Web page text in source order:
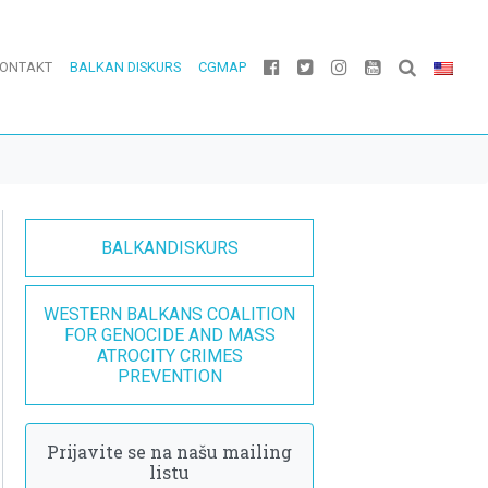
BALKAN DISKURS CGMAP
BALKANDISKURS
WESTERN BALKANS COALITION
FOR GENOCIDE AND MASS
ATROCITY CRIMES
PREVENTION
Prijavite se na našu mailing
listu